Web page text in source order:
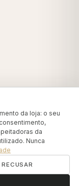
da loja: o seu
da
Nunca
RECUSAR